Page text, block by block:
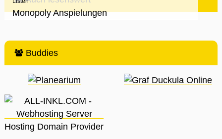
Monopoly Anspielungen
Buddies